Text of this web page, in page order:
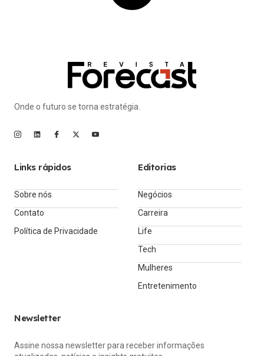
Onde o futuro se torna estratégia.
Links rápidos
Sobre nós
Contato
Política de Privacidade
Editorias
Negócios
Carreira
Life
Tech
Mulheres
Entretenimento
Newsletter
Assine nossa newsletter para receber informações